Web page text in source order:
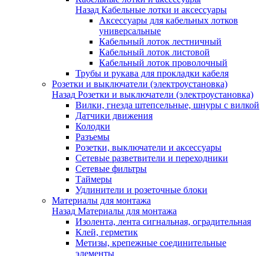
Назад Кабельные лотки и аксессуары
Аксессуары для кабельных лотков
универсальные
Кабельный лоток лестничный
Кабельный лоток листовой
Кабельный лоток проволочный
Трубы и рукава для прокладки кабеля
Розетки и выключатели (электроустановка)
Назад Розетки и выключатели (электроустановка)
Вилки, гнезда штепсельные, шнуры с вилкой
Датчики движения
Колодки
Разъемы
Розетки, выключатели и аксессуары
Сетевые разветвители и переходники
Сетевые фильтры
Таймеры
Удлинители и розеточные блоки
Материалы для монтажа
Назад Материалы для монтажа
Изолента, лента сигнальная, оградительная
Клей, герметик
Метизы, крепежные соединительные
элементы